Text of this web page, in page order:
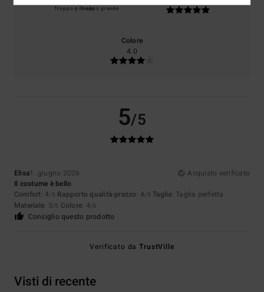
Troppo piccoloTroppo grande
Colore
4.0
5/5
Elisa1. giugno 2026
Acquisto verificato
Il costume è bello
Comfort: 4/5 Rapporto qualità-prezzo: 4/5 Taglia: Taglia perfetta
Materiale: 5/5 Colore: 4/5
Consiglio questo prodotto
Verificato daTrustVille
Visti di recente